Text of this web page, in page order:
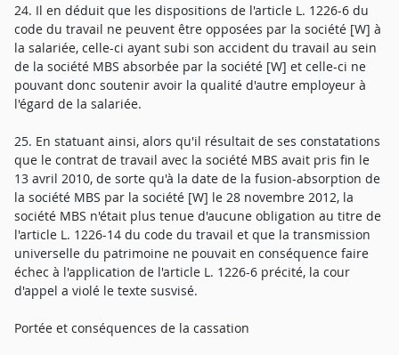
24. Il en déduit que les dispositions de l'article L. 1226-6 du
code du travail ne peuvent être opposées par la société [W] à
la salariée, celle-ci ayant subi son accident du travail au sein
de la société MBS absorbée par la société [W] et celle-ci ne
pouvant donc soutenir avoir la qualité d'autre employeur à
l'égard de la salariée.
25. En statuant ainsi, alors qu'il résultait de ses constatations
que le contrat de travail avec la société MBS avait pris fin le
13 avril 2010, de sorte qu'à la date de la fusion-absorption de
la société MBS par la société [W] le 28 novembre 2012, la
société MBS n'était plus tenue d'aucune obligation au titre de
l'article L. 1226-14 du code du travail et que la transmission
universelle du patrimoine ne pouvait en conséquence faire
échec à l'application de l'article L. 1226-6 précité, la cour
d'appel a violé le texte susvisé.
Portée et conséquences de la cassation